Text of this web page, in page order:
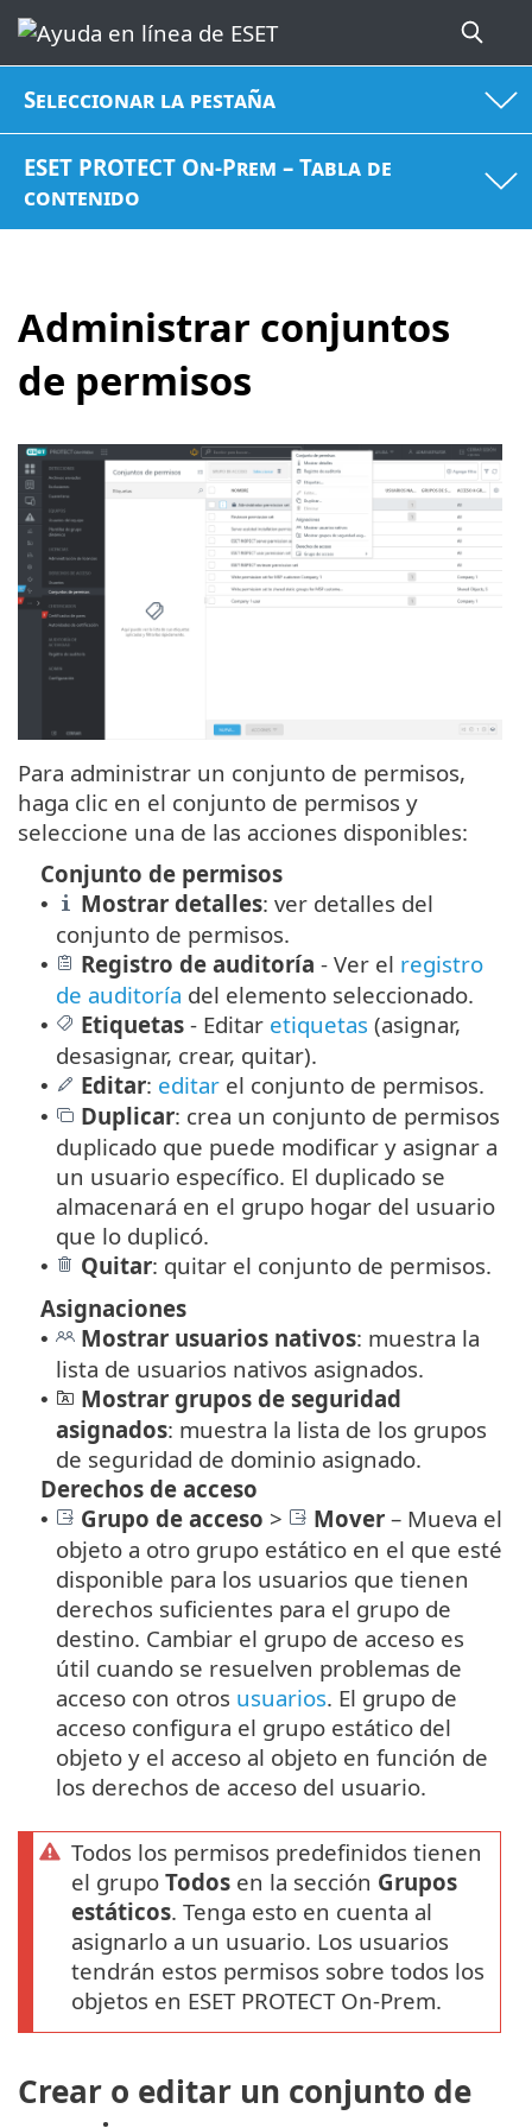
Seleccionar la pestaña
ESET PROTECT On-Prem – Tabla de
contenido
Administrar conjuntos
de permisos
Para administrar un conjunto de permisos,
haga clic en el conjunto de permisos y
seleccione una de las acciones disponibles:
Conjunto de permisos
• Mostrar detalles: ver detalles del
conjunto de permisos.
• Registro de auditoría - Ver el registro
de auditoría del elemento seleccionado.
• Etiquetas - Editar etiquetas (asignar,
desasignar, crear, quitar).
• Editar: editar el conjunto de permisos.
• Duplicar: crea un conjunto de permisos
duplicado que puede modificar y asignar a
un usuario específico. El duplicado se
almacenará en el grupo hogar del usuario
que lo duplicó.
• Quitar: quitar el conjunto de permisos.
Asignaciones
• Mostrar usuarios nativos: muestra la
lista de usuarios nativos asignados.
•
Mostrar grupos de seguridad
asignados: muestra la lista de los grupos
de seguridad de dominio asignado.
Derechos de acceso
• Grupo de acceso > Mover – Mueva el
objeto a otro grupo estático en el que esté
disponible para los usuarios que tienen
derechos suficientes para el grupo de
destino. Cambiar el grupo de acceso es
útil cuando se resuelven problemas de
acceso con otros usuarios. El grupo de
acceso configura el grupo estático del
objeto y el acceso al objeto en función de
los derechos de acceso del usuario.
Todos los permisos predefinidos tienen
el grupo Todos en la sección Grupos
estáticos. Tenga esto en cuenta al
asignarlo a un usuario. Los usuarios
tendrán estos permisos sobre todos los
objetos en ESET PROTECT On-Prem.
Crear o editar un conjunto de